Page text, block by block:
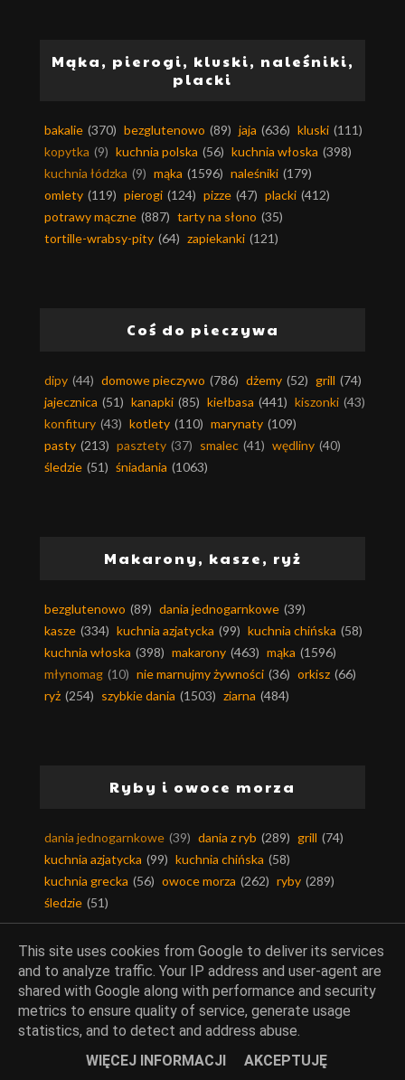
Mąka, pierogi, kluski, naleśniki,
placki
bakalie (370) bezglutenowo (89) jaja (636) kluski (111)
kopytka (9) kuchnia polska (56) kuchnia włoska (398)
kuchnia łódzka (9) mąka (1596) naleśniki (179)
omlety (119) pierogi (124) pizze (47) placki (412)
potrawy mączne (887) tarty na słono (35)
tortille-wrabsy-pity (64) zapiekanki (121)
Coś do pieczywa
dipy (44) domowe pieczywo (786) dżemy (52) grill (74)
jajecznica (51) kanapki (85) kiełbasa (441) kiszonki (43)
konfitury (43) kotlety (110) marynaty (109)
pasty (213) pasztety (37) smalec (41) wędliny (40)
śledzie (51) śniadania (1063)
Makarony, kasze, ryż
bezglutenowo (89) dania jednogarnkowe (39)
kasze (334) kuchnia azjatycka (99) kuchnia chińska (58)
kuchnia włoska (398) makarony (463) mąka (1596)
młynomag (10) nie marnujmy żywności (36) orkisz (66)
ryż (254) szybkie dania (1503) ziarna (484)
Ryby i owoce morza
dania jednogarnkowe (39) dania z ryb (289) grill (74)
kuchnia azjatycka (99) kuchnia chińska (58)
kuchnia grecka (56) owoce morza (262) ryby (289)
śledzie (51)
Sałatki, surówki, zioła
estragon (8) fit (713) herbaty (25) hyzop (1)
This site uses cookies from Google to deliver its services
and to analyze traffic. Your IP address and user-agent are
shared with Google along with performance and security
metrics to ensure quality of service, generate usage
statistics, and to detect and address abuse.
WIĘCEJ INFORMACJI
AKCEPTUJĘ